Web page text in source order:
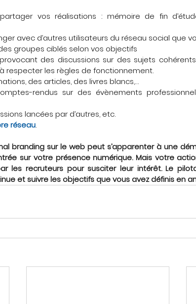
vos réalisations : mémoire de fin
avec d’autres utilisateurs du réseau social que
groupes ciblés selon vos objectifs
provocant des discussions sur des sujets
respecter les règles de fonctionnement.
des articles, des livres blancs,…
rendus sur des évènements
lancées par d’autres, etc.
réseau.
branding sur le web peut s’apparenter à une
sur votre présence numérique. Mais votre
les recruteurs pour susciter leur intérêt. Le
et suivre les objectifs que vous avez définis en